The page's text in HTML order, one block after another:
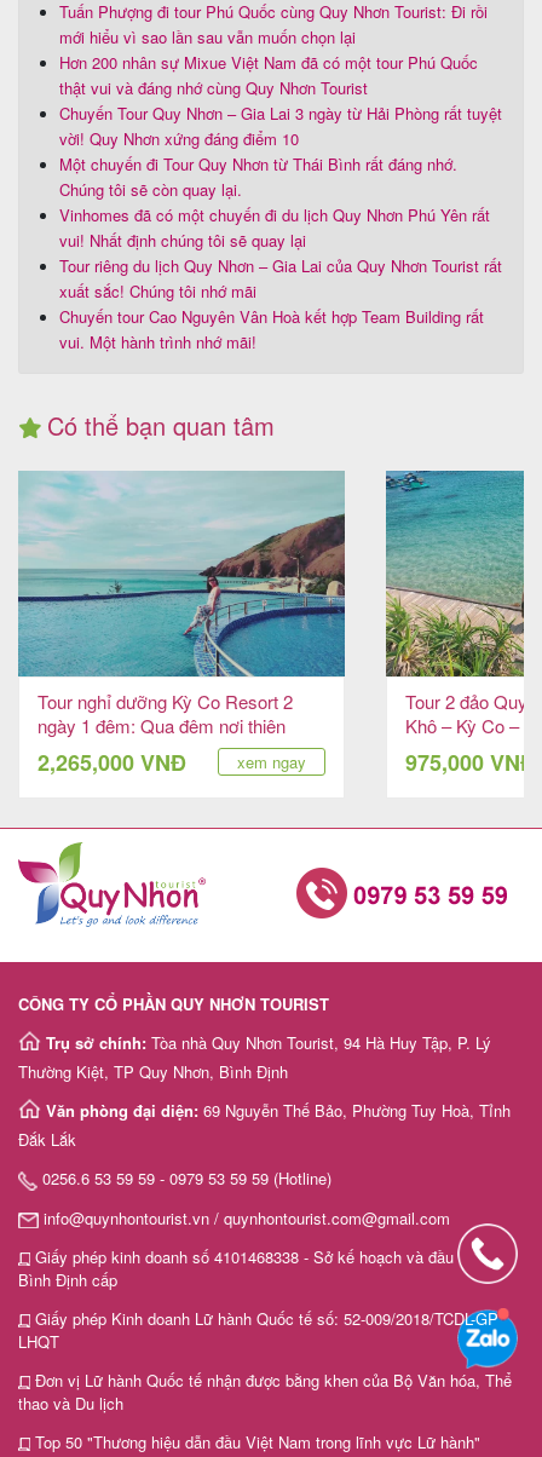
Tuấn Phượng đi tour Phú Quốc cùng Quy Nhơn Tourist: Đi rồi
mới hiểu vì sao lần sau vẫn muốn chọn lại
Hơn 200 nhân sự Mixue Việt Nam đã có một tour Phú Quốc
thật vui và đáng nhớ cùng Quy Nhơn Tourist
Chuyến Tour Quy Nhơn – Gia Lai 3 ngày từ Hải Phòng rất tuyệt
vời! Quy Nhơn xứng đáng điểm 10
Một chuyến đi Tour Quy Nhơn từ Thái Bình rất đáng nhớ.
Chúng tôi sẽ còn quay lại.
Vinhomes đã có một chuyến đi du lịch Quy Nhơn Phú Yên rất
vui! Nhất định chúng tôi sẽ quay lại
Tour riêng du lịch Quy Nhơn – Gia Lai của Quy Nhơn Tourist rất
xuất sắc! Chúng tôi nhớ mãi
Chuyến tour Cao Nguyên Vân Hoà kết hợp Team Building rất
vui. Một hành trình nhớ mãi!
Có thể bạn quan tâm
Tour nghỉ dưỡng Kỳ Co Resort 2
ngày 1 đêm: Qua đêm nơi thiên
đường
2,265,000 VNĐ xem ngay
Tour 2 đảo Quy
Khô – Kỳ Co –
975,000 VNĐ
CÔNG TY CỔ PHẦN QUY NHƠN TOURIST
Trụ sở chính: Tòa nhà Quy Nhơn Tourist, 94 Hà Huy Tập, P. Lý
Thường Kiệt, TP Quy Nhơn, Bình Định
Văn phòng đại diện: 69 Nguyễn Thế Bảo, Phường Tuy Hoà, Tỉnh
Đắk Lắk
0256.6 53 59 59 - 0979 53 59 59 (Hotline)
info@quynhontourist.vn / quynhontourist.com@gmail.com
Giấy phép kinh doanh số 4101468338 - Sở kế hoạch và đầu tư tỉnh
Bình Định cấp
Giấy phép Kinh doanh Lữ hành Quốc tế số: 52-009/2018/TCDL-GP
LHQT
Đơn vị Lữ hành Quốc tế nhận được bằng khen của Bộ Văn hóa, Thể
thao và Du lịch
Top 50 "Thương hiệu dẫn đầu Việt Nam trong lĩnh vực Lữ hành"